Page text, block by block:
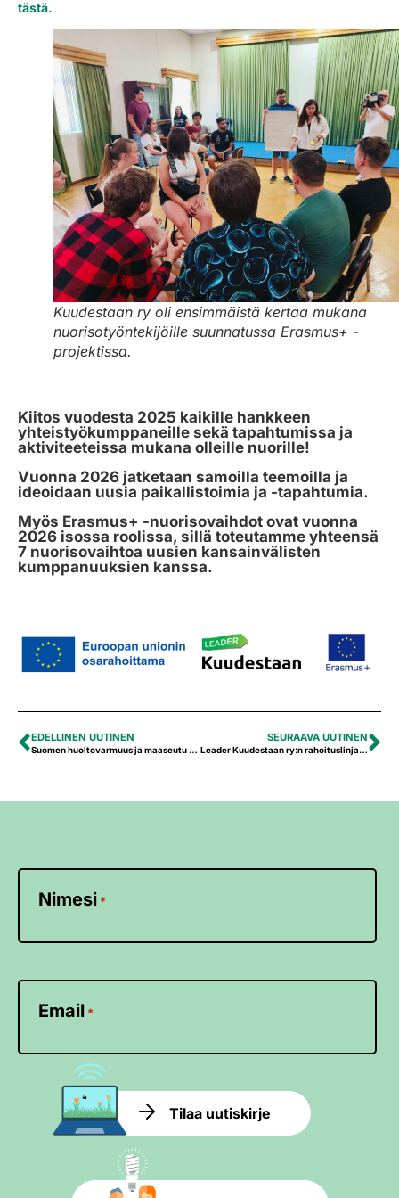
tästä.
Kuudestaan ry oli ensimmäistä kertaa mukana
nuorisotyöntekijöille suunnatussa Erasmus+ -
projektissa.
Kiitos vuodesta 2025 kaikille hankkeen
yhteistyökumppaneille sekä tapahtumissa ja
aktiviteeteissa mukana olleille nuorille!
Vuonna 2026 jatketaan samoilla teemoilla ja
ideoidaan uusia paikallistoimia ja -tapahtumia.
Myös Erasmus+ -nuorisovaihdot ovat vuonna
2026 isossa roolissa, sillä toteutamme yhteensä
7 nuorisovaihtoa uusien kansainvälisten
kumppanuuksien kanssa.
EDELLINEN UUTINEN
Suomen huoltovarmuus ja maaseutu -hankkeen aloitusseminaari antoi teemasta hyvän kokonaiskuvan
SEURAAVA UUTINEN
Leader Kuudestaan ry:n rahoituslinjaukset vuodelle 2026
Nimesi *
Email *
Tilaa uutiskirje